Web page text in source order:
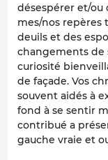
désespérer et/ou
mes/nos repères
deuils et des
changements de
curiosité
de façade. Vos
souvent aidés à
fond à se sentir
contribué a
gauche vraie et